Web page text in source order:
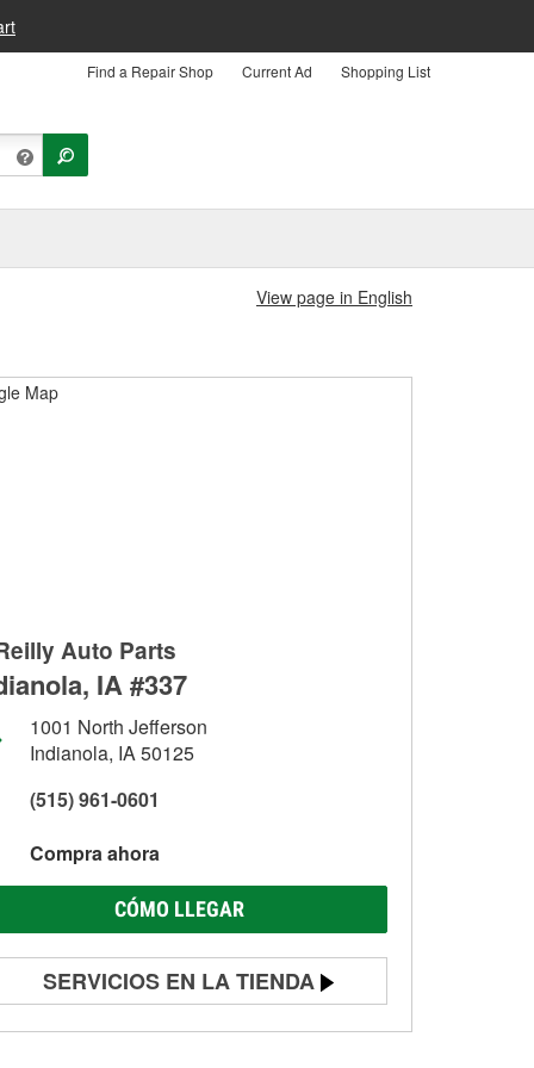
Find a Repair Shop Current Ad Shopping List
View page in English
Auto Parts
IA #337
1001 North Jefferson
Indianola, IA 50125
(515) 961-0601
Compra ahora
CÓMO LLEGAR
SERVICIOS EN LA TIENDA
Prueba de batería